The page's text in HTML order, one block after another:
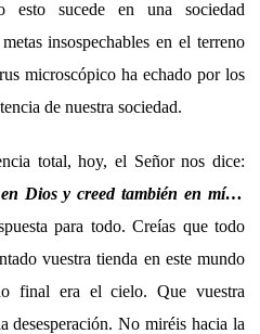
esto sucede en una sociedad
insospechables en el terreno
microscópico ha echado por los
de nuestra sociedad.
total, hoy, el Señor nos dice:
Dios y creed también en mí…
para todo. Creías que todo
vuestra tienda en este mundo
final era el cielo. Que vuestra
desesperación. No miréis hacia la